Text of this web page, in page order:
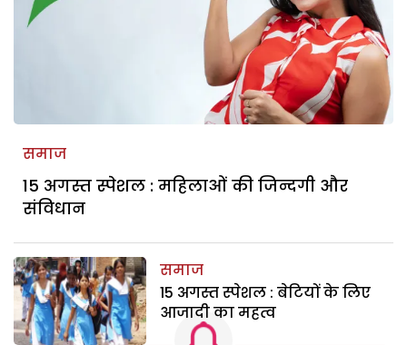
समाज
15 अगस्त स्पेशल : महिलाओं की जिन्दगी और
संविधान
समाज
15 अगस्त स्पेशल : बेटियों के लिए
आजादी का महत्व